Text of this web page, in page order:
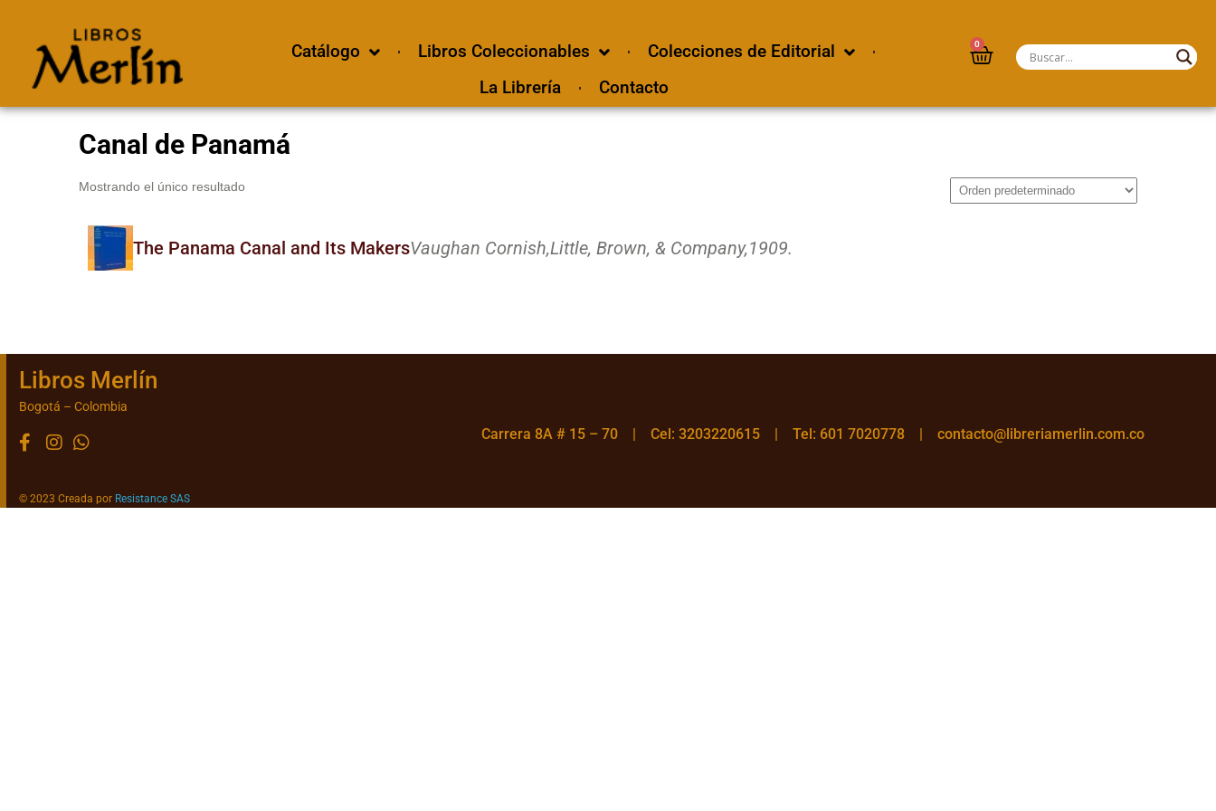
Catálogo Libros Coleccionables
Colecciones de Editorial
La Librería
Contacto
0
Canal de Panamá
Mostrando el único resultado
The Panama Canal and Its MakersVaughan Cornish,Little, Brown, & Company,1909.
Libros Merlín
Bogotá – Colombia
© 2023 Creada por Resistance SAS
Carrera 8A # 15 – 70 | Cel: 3203220615 | Tel: 601 7020778 | contacto@libreriamerlin.com.co